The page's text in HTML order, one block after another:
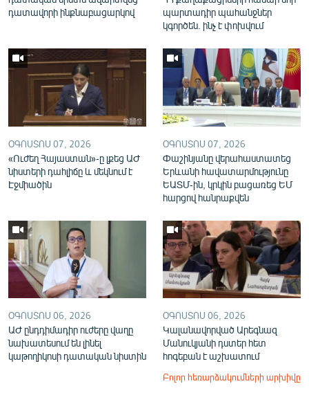
English
ՀԵՏԵՎԵՔ ՄԵԶ
«Ազատության» բոլոր կայքերը
դատավորի ինքնաբացարկով
պարտադիր պահանջներ
կգործեն. ինչ է փոխվում
ՕԳՈՍՏՈՍ 07, 2026
«Ուժեղ Հայաստան»-ը լքեց ԱԺ
նիստերի դահլիճը և մեկնում է
Էջմիածին
ՕԳՈՍՏՈՍ 07, 2026
Փաշինյանը վերահաստատեց
Երևանի հավատարմությունը
ԵԱՏՄ-ին, կրկին բացառեց ԵՄ
հարցով հանրաքվեն
ՕԳՈՍՏՈՍ 06, 2026
ԱԺ ընդդիմադիր ուժերը վաղը
նախատեսում են լինել
կաթողիկոսի դատական նիստին
ՕԳՈՍՏՈՍ 06, 2026
Կալանավորված Արեգնազ
Մանուկյանի դստեր հետ
հոգեբան է աշխատում
Բոլոր հեռարձակումների արխիվը